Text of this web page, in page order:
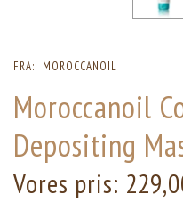
FRA: MOROCCANOIL
Moroccanoil
Depositing
Vores pris: